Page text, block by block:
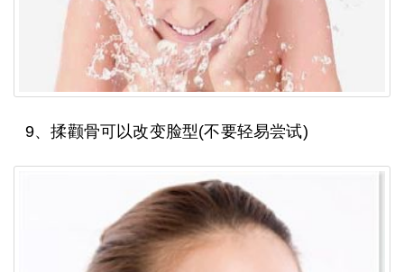
9、揉颧骨可以改变脸型(不要轻易尝试)